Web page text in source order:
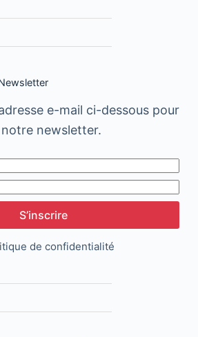
e-mail ci-dessous pour
newsletter.
S’inscrire
de confidentialité